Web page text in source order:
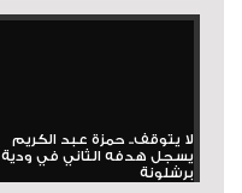
لا يتوقف.. حمزة عبد الكريم
يسجل هدفه الثاني في ودية
برشلونة